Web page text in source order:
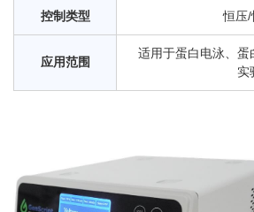
控制类型 恒压/
应用范围
适用于蛋白电泳、
实